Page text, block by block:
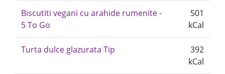
Biscutiti vegani cu arahide rumenite -
5 To Go
501
kCal
Turta dulce glazurata Tip
392
kCal